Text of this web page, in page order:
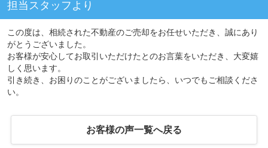
担当スタッフより
この度は、相続された不動産のご売却をお任せいただき、誠にあり
がとうございました。
お客様が安心してお取引いただけたとのお言葉をいただき、大変嬉
しく思います。
引き続き、お困りのことがございましたら、いつでもご相談くださ
い。
お客様の声一覧へ戻る